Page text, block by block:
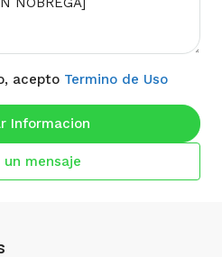
acepto Termino de Uso
Informacion
un mensaje